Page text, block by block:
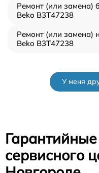
Ремонт (или замена)
Beko B3T47238
Ремонт (или замена)
Beko B3T47238
У меня
сервисного